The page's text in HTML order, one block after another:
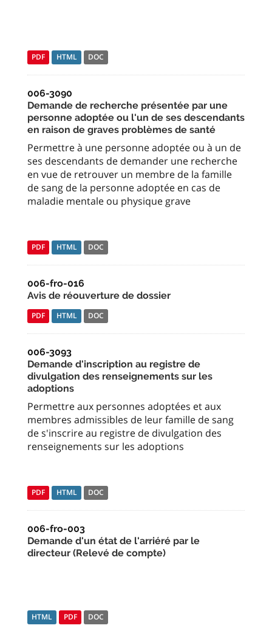
PDF HTML DOC
006-3090
Demande de recherche présentée par une
personne adoptée ou l'un de ses descendants
en raison de graves problèmes de santé
Permettre à une personne adoptée ou à un de
ses descendants de demander une recherche
en vue de retrouver un membre de la famille
de sang de la personne adoptée en cas de
maladie mentale ou physique grave
PDF HTML DOC
006-fro-016
Avis de réouverture de dossier
PDF HTML DOC
006-3093
Demande d'inscription au registre de
divulgation des renseignements sur les
adoptions
Permettre aux personnes adoptées et aux
membres admissibles de leur famille de sang
de s'inscrire au registre de divulgation des
renseignements sur les adoptions
PDF HTML DOC
006-fro-003
Demande d'un état de l'arriéré par le
directeur (Relevé de compte)
HTML PDF DOC